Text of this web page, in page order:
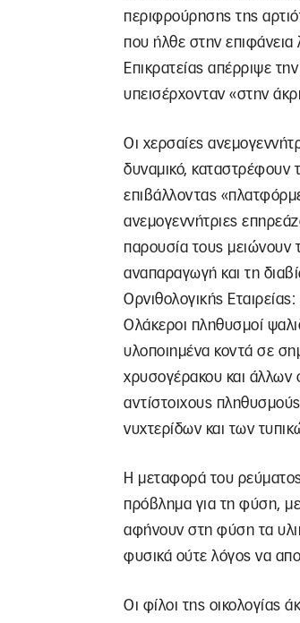
περιφρούρησης της
που ήλθε στην
Επικρατείας απέρριψε
υπεισέρχονταν «στην
Οι χερσαίες
δυναμικό, καταστρέφουν
επιβάλλοντας
ανεμογεννήτριες
παρουσία τους μειώνουν
αναπαραγωγή και τη
Ορνιθολογικής
Ολάκεροι πληθυσμοί
υλοποιημένα κοντά σε
χρυσογέρακου και άλλων
αντίστοιχους
νυχτερίδων και των
Η μεταφορά του
πρόβλημα για τη φύση,
αφήνουν στη φύση τα
φυσικά ούτε λόγος να
Οι φίλοι της οικολογίας